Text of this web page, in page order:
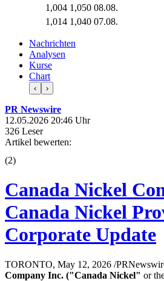
1,004 1,050 08.08.
1,014 1,040 07.08.
Nachrichten
Analysen
Kurse
Chart
‹ ›
PR Newswire
12.05.2026 20:46 Uhr
326 Leser
Artikel bewerten:
(2)
Canada Nickel
Canada Nickel
Corporate Update
TORONTO, May 12, 2026 /
Company Inc. ("Canada Nickel" or